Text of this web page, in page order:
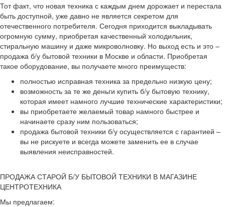
Тот факт, что новая техника с каждым днем дорожает и перестала
быть доступной, уже давно не является секретом для
отечественного потребителя. Сегодня приходится выкладывать
огромную сумму, приобретая качественный холодильник,
стиральную машину и даже микроволновку. Но выход есть и это –
продажа б/у бытовой техники в Москве и области. Приобретая
такое оборудование, вы получаете много преимуществ:
полностью исправная техника за предельно низкую цену;
возможность за те же деньги купить б/у бытовую технику,
которая имеет намного лучшие технические характеристики;
вы приобретаете желаемый товар намного быстрее и
начинаете сразу ним пользоваться;
продажа бытовой техники б/у осуществляется с гарантией –
вы не рискуете и всегда можете заменить ее в случае
выявления неисправностей.
ПРОДАЖА СТАРОЙ Б/У БЫТОВОЙ ТЕХНИКИ В МАГАЗИНЕ
ЦЕНТРОТЕХНИКА
Мы предлагаем: